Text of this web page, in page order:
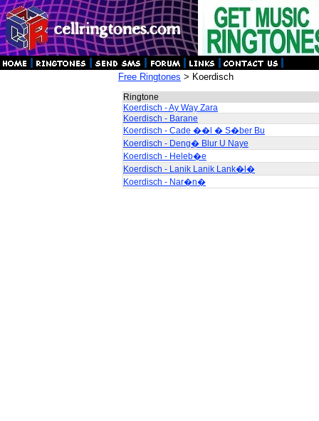
Free Ringtones > Koerdisch
Ringtone
Koerdisch - Ay Way Zara
Koerdisch - Barane
Koerdisch - Cade ��l � S�ber Bu
Koerdisch - Deng� Blur U Naye
Koerdisch - Heleb�e
Koerdisch - Lanik Lanik Lank�l�
Koerdisch - Nar�n�